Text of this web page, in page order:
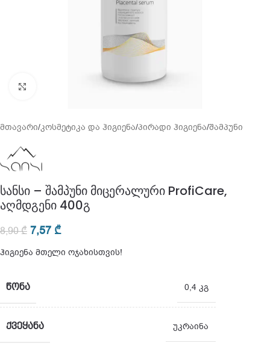
მთავარი/კოსმეტიკა და ჰიგიენა/პირადი ჰიგიენა/შამპუნი
სანსი – შამპუნი მიცერალური ProfiCare,
აღმდგენი 400გ
8,90₾ 7,57 ₾
ჰიგიენა მთელი ოჯახისთვის!
ᲬᲝᲜᲐ 0,4 კგ
ᲥᲕᲔᲧᲐᲜᲐ უკრაინა